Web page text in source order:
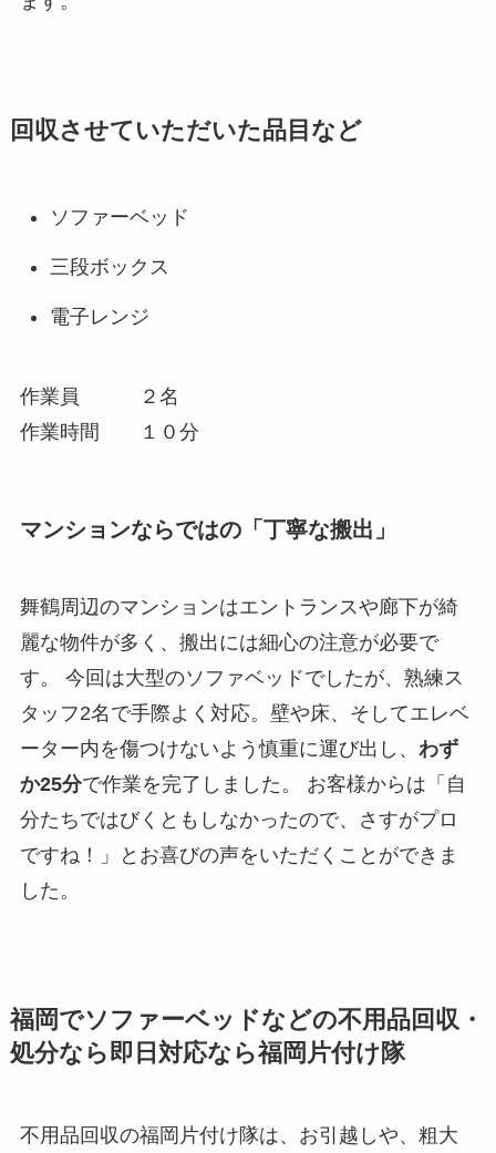
回収させていただいた品目など
ソファーベッド
三段ボックス
電子レンジ
作業員 ２名
作業時間 １０分
マンションならではの「丁寧な搬出」
舞鶴周辺のマンションはエントランスや廊下が綺
麗な物件が多く、搬出には細心の注意が必要で
す。 今回は大型のソファベッドでしたが、熟練ス
タッフ2名で手際よく対応。壁や床、そしてエレベ
ーター内を傷つけないよう慎重に運び出し、 わず
か25分で作業を完了しました。 お客様からは「自
分たちではびくともしなかったので、さすがプロ
ですね！」とお喜びの声をいただくことができま
した。
福岡でソファーベッドなどの不用品回収・
処分なら即日対応なら福岡片付け隊
不用品回収の福岡片付け隊は、お引越しや、粗大